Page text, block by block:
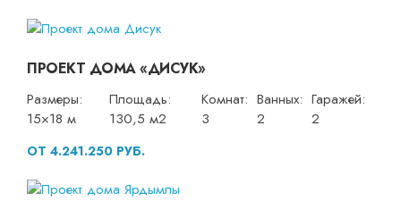
ПРОЕКТ ДОМА «ДИСУК»
Размеры:
15×18 м
Площадь:
130,5 м2
Комнат:
3
Ванных:
2
Гаражей:
2
ОТ 4.241.250 РУБ.